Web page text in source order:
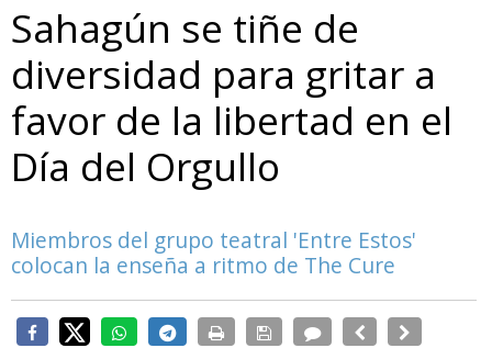
Sahagún se tiñe de
diversidad para gritar a
favor de la libertad en el
Día del Orgullo
Miembros del grupo teatral 'Entre Estos'
colocan la enseña a ritmo de The Cure